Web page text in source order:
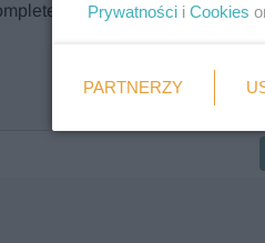
the verification check.
Weryfikacja
Wymagane
Prywatności i Cookies
PARTNERZY